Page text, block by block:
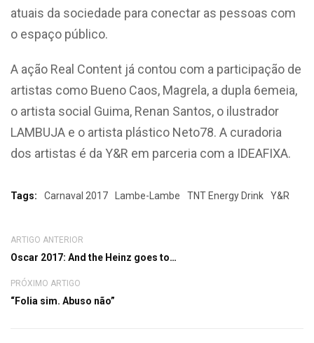
atuais da sociedade para conectar as pessoas com
o espaço público.
A ação Real Content já contou com a participação de
artistas como Bueno Caos, Magrela, a dupla 6emeia,
o artista social Guima, Renan Santos, o ilustrador
LAMBUJA e o artista plástico Neto78. A curadoria
dos artistas é da Y&R em parceria com a IDEAFIXA.
Tags: Carnaval 2017 Lambe-Lambe TNT Energy Drink Y&R
ARTIGO ANTERIOR
Oscar 2017: And the Heinz goes to…
PRÓXIMO ARTIGO
“Folia sim. Abuso não”